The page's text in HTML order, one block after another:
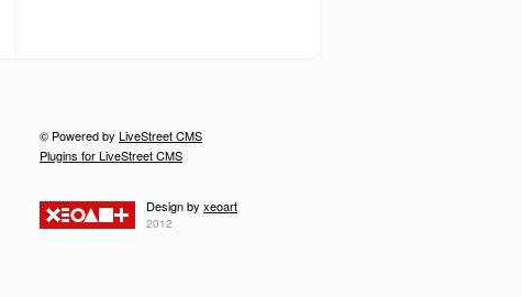
© Powered by LiveStreet CMS
Plugins for LiveStreet CMS
Design by xeoart
2012